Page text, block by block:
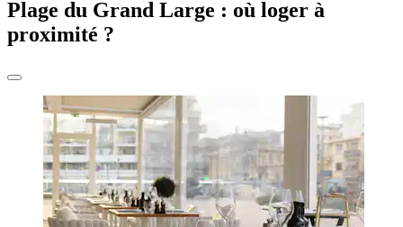
Plage du Grand Large : où loger à
proximité ?